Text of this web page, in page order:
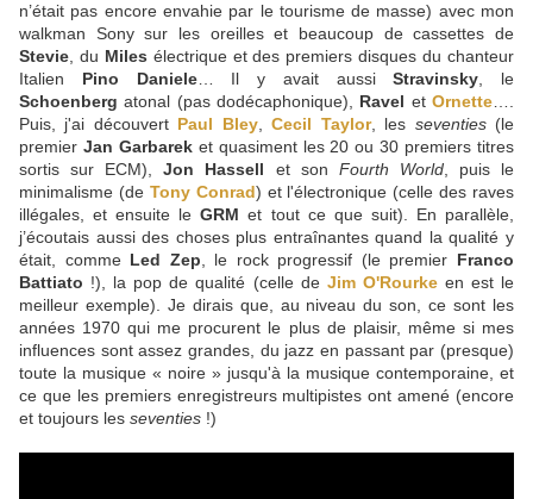
n’était pas encore envahie par le tourisme de masse) avec mon
walkman Sony sur les oreilles et beaucoup de cassettes de
Stevie , du Miles électrique et des premiers disques du chanteur
Italien Pino Daniele… Il y avait aussiStravinsky , le
Schoenberg atonal (pas dodécaphonique), Ravel etOrnette
Puis, j'ai découvert Paul Bley,Cecil Taylor, les seventies(le
premier Jan Garbareket quasiment les 20 ou 30 premiers titres
sortis sur ECM),Jon Hassell et son Fourth World, puis le
minimalisme (de Tony Conrad) et l'électronique (celle des raves
illégales, et ensuite leGRM et tout ce que suit). En parallèle,
j’écoutais aussi des choses plus entraînantes quand la qualité y
était, comme Led Zep , le rock progressif (le premier Franco
Battiato !), la pop de qualité (celle de Jim O'Rourkeen est le
meilleur exemple). Je dirais que, au niveau du son, ce sont les
années 1970 qui me procurent le plus de plaisir, même si mes
influences sont assez grandes, du jazz en passant par (presque)
toute la musique « noire » jusqu'à la musique contemporaine, et
ce que les premiers enregistreurs multipistes ont amené (encore
et toujours les seventies !)